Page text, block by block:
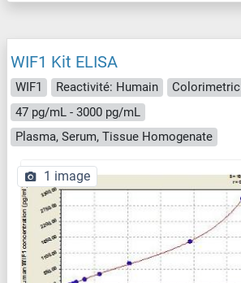
WIF1 Kit ELISA
WIF1 Reactivité: Humain Colorimetric
47 pg/mL - 3000 pg/mL
Plasma, Serum, Tissue Homogenate
1 image